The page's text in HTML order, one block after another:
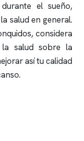
el sueño,
salud en general.
, considera
salud sobre la
así tu calidad